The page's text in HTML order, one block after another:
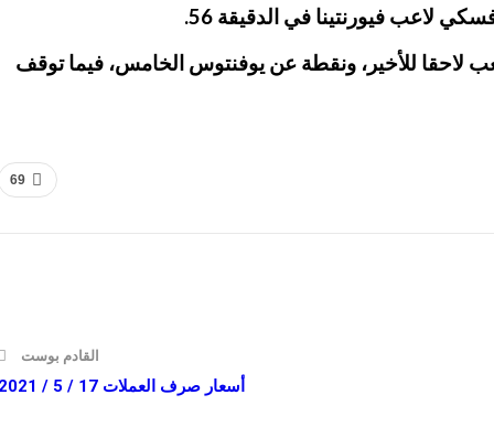
ستلعب لاحقا للأخير، ونقطة عن يوفنتوس الخامس، فيما توقف
69
القادم بوست
أسعار صرف العملات 17 / 5 / 2021